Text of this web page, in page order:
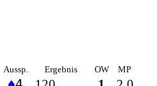
Aussp. Ergebnis OW MP